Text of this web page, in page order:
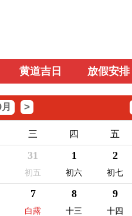
黄道吉日 放假安排
>
三 四 五
31
初五
1
初六
2
初七
7
白露
8
十三
9
十四